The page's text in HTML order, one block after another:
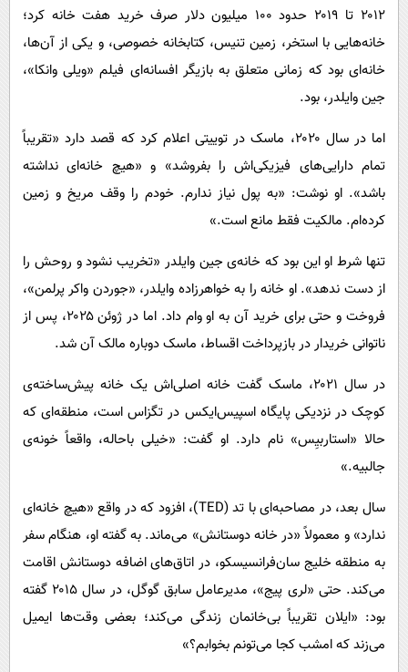
۲۰۱۲ تا ۲۰۱۹ حدود ۱۰۰ میلیون دلار صرف خرید هفت خانه کرد؛
خانه‌هایی با استخر، زمین تنیس، کتابخانه خصوصی، و یکی از آن‌ها،
خانه‌ای بود که زمانی متعلق به بازیگر افسانه‌ای فیلم «ویلی وانکا»،
جین وایلدر، بود.
اما در سال ۲۰۲۰، ماسک در توییتی اعلام کرد که قصد دارد «تقریباً
تمام دارایی‌های فیزیکی‌اش را بفروشد» و «هیچ خانه‌ای نداشته
باشد». او نوشت: «به پول نیاز ندارم. خودم را وقف مریخ و زمین
کرده‌ام. مالکیت فقط مانع است.»
تنها شرط او این بود که خانه‌ی جین وایلدر «تخریب نشود و روحش را
از دست ندهد». او خانه را به خواهرزاده وایلدر، «جوردن واکر پرلمن»،
فروخت و حتی برای خرید آن به او وام داد. اما در ژوئن ۲۰۲۵، پس از
ناتوانی خریدار در بازپرداخت اقساط، ماسک دوباره مالک آن شد.
در سال ۲۰۲۱، ماسک گفت خانه اصلی‌اش یک خانه پیش‌ساخته‌ی
کوچک در نزدیکی پایگاه اسپیس‌ایکس در تگزاس است، منطقه‌ای که
حالا «استاربیِس» نام دارد. او گفت: «خیلی باحاله، واقعاً خونه‌ی
جالبیه.»
سال بعد، در مصاحبه‌ای با تد (TED)، افزود که در واقع «هیچ خانه‌ای
ندارد» و معمولاً «در خانه دوستانش» می‌ماند. به گفته او، هنگام سفر
به منطقه خلیج سان‌فرانسیسکو، در اتاق‌های اضافه دوستانش اقامت
می‌کند. حتی «لری پیج»، مدیرعامل سابق گوگل، در سال ۲۰۱۵ گفته
بود: «ایلان تقریباً بی‌خانمان زندگی می‌کند؛ بعضی وقت‌ها ایمیل
می‌زند که امشب کجا می‌تونم بخوابم؟»